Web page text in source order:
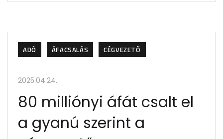
ADÓ ÁFACSALÁS CÉGVEZETŐ
2025.04.24.
80 milliónyi áfát csalt el
a gyanú szerint a